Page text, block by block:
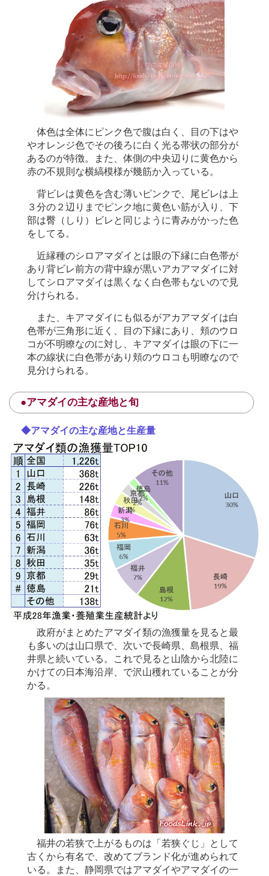
体色は全体にピンク色で腹は白く、目の下はや
やオレンジ色でその後ろに白く光る帯状の部分が
あるのが特徴。また、体側の中央辺りに黄色から
赤の不規則な横縞模様が幾筋か入っている。
背ビレは黄色を含む薄いピンクで、尾ビレは上
３分の２辺りまでピンク地に黄色い筋が入り、下
部は臀（しり）ビレと同じように青みがかった色
をしてる。
近縁種のシロアマダイとは眼の下縁に白色帯が
あり背ビレ前方の背中線が黒いアカアマダイに対
してシロアマダイは黒くなく白色帯もないので見
分けられる。
また、キアマダイにも似るがアカアマダイは白
色帯が三角形に近く、目の下縁にあり、頬のウロ
コが不明瞭なのに対し、キアマダイは眼の下に一
本の線状に白色帯があり頬のウロコも明瞭なので
見分けられる。
●アマダイの主な産地と旬
◆アマダイの主な産地と生産量
政府がまとめたアマダイ類の漁獲量を見ると最
も多いのは山口県で、次いで長崎県、島根県、福
井県と続いている。これで見ると山陰から北陸に
かけての日本海沿岸、で沢山穫れていることが分
かる。
福井の若狭で上がるものは「若狭ぐじ」として
古くから有名で、改めてブランド化が進められて
いる。また、静岡県ではアマダイやアマダイの一